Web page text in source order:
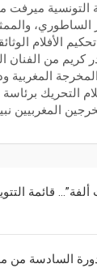
التونسية
الساطوري،
الأفلام
كريم من
المغربية
التحريك
المغربيين
ألفة”… قائمة
السادسة من